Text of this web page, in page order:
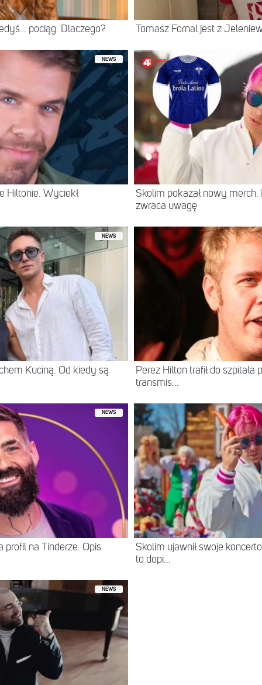
pociąg. Dlaczego? Tomasz Fornal jest z
NEWS
Hiltonie. Wyciekł
Skolim pokazał nowy
zwraca uwagę
NEWS
Kuciną. Od kiedy są
Perez Hilton trafił do szpitala
transmis...
NEWS
profil na Tinderze. Opis
Skolim ujawnił swoje
to dopi...
NEWS